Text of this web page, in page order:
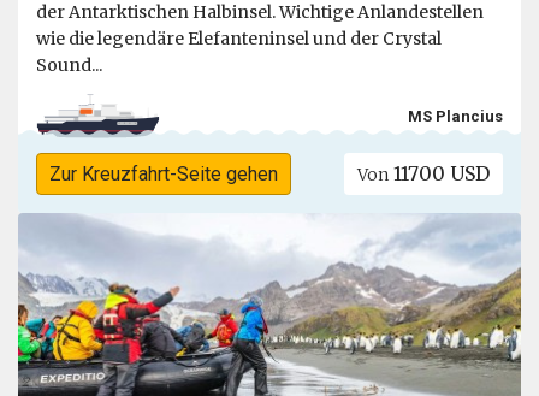
der Antarktischen Halbinsel. Wichtige Anlandestellen
wie die legendäre Elefanteninsel und der Crystal
Sound...
MS Plancius
Zur Kreuzfahrt-Seite gehen Von 11700 USD